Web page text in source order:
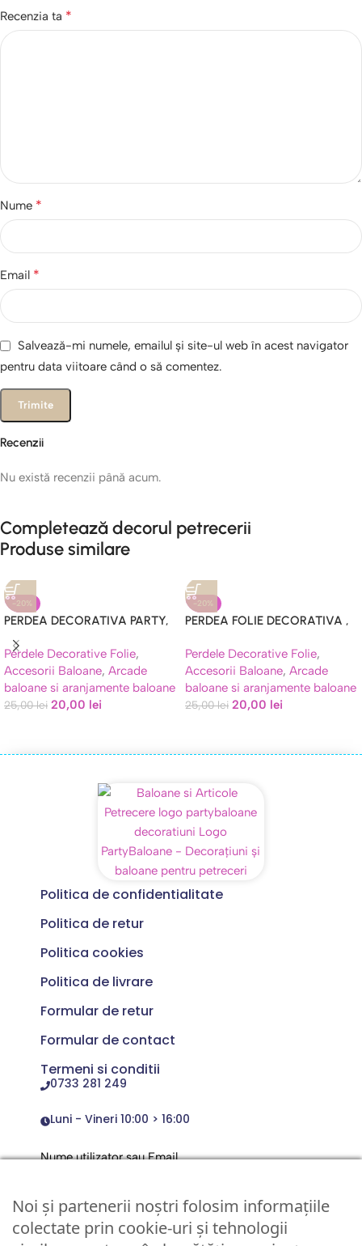
Recenzii
Nu există recenzii până acum.
Recenzia ta *
Nume *
Email *
Salvează-mi numele, emailul și site-ul web în acest navigator
pentru data viitoare când o să comentez.
Completează decorul petrecerii
Produse similare
-20%
PERDEA DECORATIVA PARTY,
AURIU GLITTER – 1*2 METRI
Perdele Decorative Folie,
Accesorii Baloane, Arcade
baloane si aranjamente baloane
25,00lei 20,00 lei
-20%
PERDEA FOLIE DECORATIVA ,
Perdele Decorative Folie,
Accesorii Baloane, Arcade
baloane si aranjamente baloane
25,00lei 20,00 lei
Politica de confidentialitate
Politica de retur
Politica cookies
Politica de livrare
Formular de retur
Formular de contact
Termeni si conditii
0733 281 249
Luni - Vineri 10:00 > 16:00
Nume utilizator sau Email
Parola
Noi și partenerii noștri folosim informațiile
colectate prin cookie-uri și tehnologii